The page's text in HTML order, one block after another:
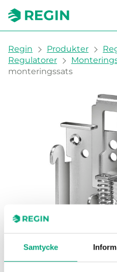
Samtycke
You are here:
Regin Produkter
Regulatorer
monteringssats